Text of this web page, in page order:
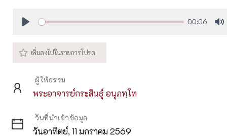
00:06
ผู้ให้ธรรม
พระอาจารย์กระสินธุ์ อนุภทฺโท
วันที่นำเข้าข้อมูล
วันอาทิตย์, 11 มกราคม 2569